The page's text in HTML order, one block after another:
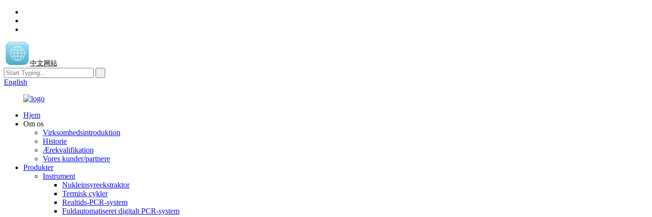
中文网站
English
Hjem
Om os
Virksomhedsintroduktion
Historie
Ærekvalifikation
Vores kunder/partnere
Produkter
Instrument
Nukleinsyreekstraktor
Termisk cykler
Realtids-PCR-system
Fuldautomatiseret digitalt PCR-system